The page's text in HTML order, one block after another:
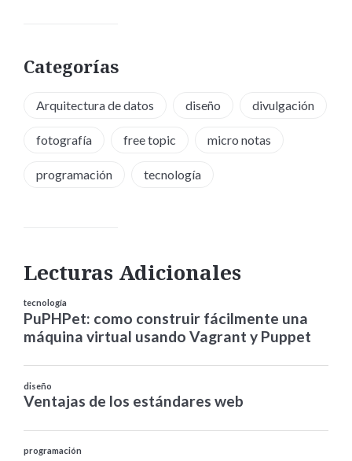
Categorías
Arquitectura de datos diseño divulgación
fotografía free topic micro notas
programación tecnología
Lecturas Adicionales